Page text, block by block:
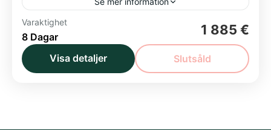
Dorfgastein
Kehlsteinhaus - Örnnästet Königssee Lido di Jesolo
Salzach-dalen Salzburg Watzmann
Varaktighet
8 Dagar 1 885 €
Visa detaljer Slutsåld